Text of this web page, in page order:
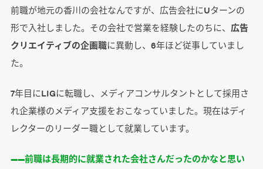
前職が地元の香川の会社なんですが、広告会社にUターンの
形で入社しました。その会社で営業を経験したのちに、 広告
クリエイティブの企画職に異動し、6年ほど従事していまし
た。
7年目にLIGに転職し、メディアコンサルタントとして採用さ
れ企業様のメディア支援をおこなっていました。現在はディ
レクターのリーダー職として就業しています。
――前職は長期的に就業された会社さんだったのかなと思い